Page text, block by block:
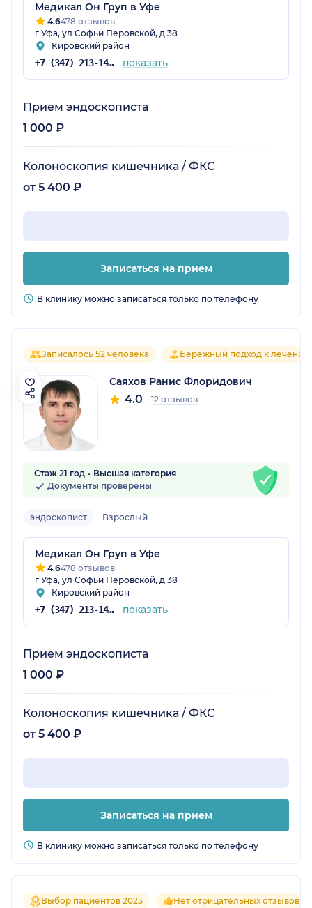
Медикал Он Груп в Уфе
4.6478 отзывов
г Уфа, ул Софьи Перовской, д 38
Кировский район
+7 (347) 213-14-61 показать
Прием эндоскописта
1 000 ₽
Колоноскопия кишечника / ФКС
от 5 400 ₽
Записаться на прием
В клинику можно записаться только по телефону
Записалось 52 человека Бережный подход к лечению
Саяхов Ранис Флоридович
4.0 12 отзывов
Стаж 21 год
Высшая категория
Документы проверены
эндоскопист Взрослый
Медикал Он Груп в Уфе
4.6478 отзывов
г Уфа, ул Софьи Перовской, д 38
Кировский район
+7 (347) 213-14-61 показать
Прием эндоскописта
1 000 ₽
Колоноскопия кишечника / ФКС
от 5 400 ₽
Записаться на прием
В клинику можно записаться только по телефону
Выбор пациентов 2025 Нет отрицательных отзывов